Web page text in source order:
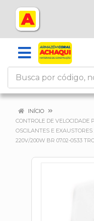
INÍCIO
CONTROLE DE VELOCIDADE
OSCILANTES E
220V/200W BR 07.02-0533